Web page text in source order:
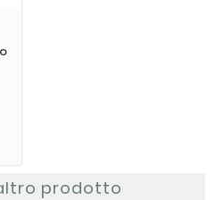
prodotto